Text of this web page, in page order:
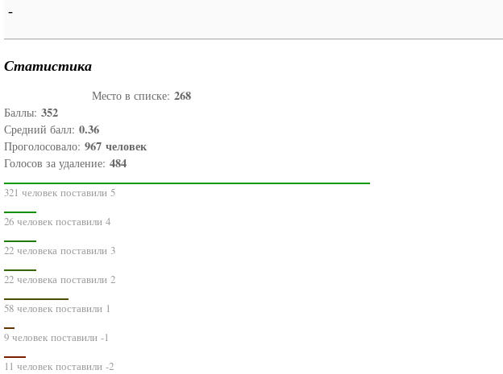
-
Статистика
Место в списке: 268
Баллы: 352
Средний балл: 0.36
Проголосовало: 967 человек
Голосов за удаление: 484
321 человек поставили 5
26 человек поставили 4
22 человека поставили 3
22 человека поставили 2
58 человек поставили 1
9 человек поставили -1
11 человек поставили -2